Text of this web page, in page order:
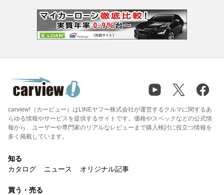
carview!（カービュー）はLINEヤフー株式会社が運営するクルマに関するあ
らゆる情報やサービスを提供するサイトです。価格やスペックなどの公式情
報から、ユーザーや専門家のリアルなレビューまで購入検討に役立つ情報を
多く掲載しています。
知る
カタログ
ニュース オリジナル記事
買う・売る